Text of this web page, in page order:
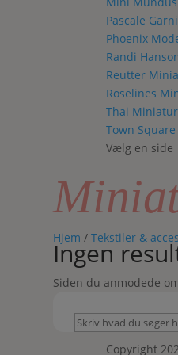
Pascale
Phoenix
Randi
Reutter
Roselines
Thai
Town
Vælg en side
Hjem /Tekstiler &
Ingen
Siden du anmodede
Skriv
Copyright